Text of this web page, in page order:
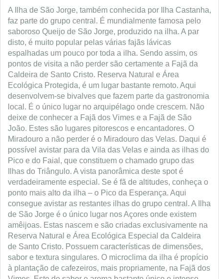
A Ilha de São Jorge, também conhecida por Ilha Castanha,
faz parte do grupo central. É mundialmente famosa pelo
saboroso Queijo de São Jorge, produzido na ilha. A par
disto, é muito popular pelas várias fajãs lávicas
espalhadas um pouco por toda a ilha. Sendo assim, os
pontos de visita a não perder são certamente a Fajã da
Caldeira de Santo Cristo. Reserva Natural e Área
Ecológica Protegida, é um lugar bastante remoto. Aqui
desenvolvem-se bivalves que fazem parte da gastronomia
local. É o único lugar no arquipélago onde crescem. Não
deixe de conhecer a Fajã dos Vimes e a Fajã de São
João. Estes são lugares pitorescos e encantadores. O
Miradouro a não perder é o Miradouro das Velas. Daqui é
possível avistar para da Vila das Velas e ainda as ilhas do
Pico e do Faial, que constituem o chamado grupo das
Ilhas do Triângulo. A vista panorâmica deste spot é
verdadeiramente especial. Se é fã de altitudes, conheça o
ponto mais alto da ilha – o Pico da Esperança. Aqui
consegue avistar as restantes ilhas do grupo central. A Ilha
de São Jorge é o único lugar nos Açores onde existem
amêijoas. Estas nascem e são criadas exclusivamente na
Reserva Natural e Área Ecológica Especial da Caldeira
de Santo Cristo. Possuem características de dimensões,
sabor e textura singulares. O microclima da ilha é propício
à plantação de cafezeiros, mais propriamente, na Fajã dos